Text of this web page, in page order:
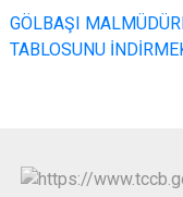
Tut
GÖLBAŞI
TABLOSUNU